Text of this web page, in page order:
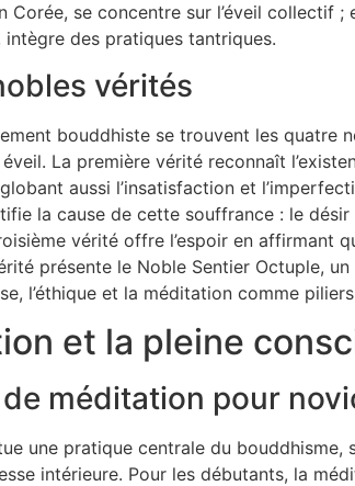
Corée, se concentre sur l’éveil collectif ;
des pratiques tantriques.
vérités
bouddhiste se trouvent les quatre
La première vérité reconnaît
aussi l’insatisfaction et
la cause de cette souffrance : le désir
vérité offre l’espoir en affirmant
présente le Noble Sentier Octuple,
l’éthique et la méditation comme
et la pleine
méditation pour
une pratique centrale du bouddhisme,
intérieure. Pour les débutants, la